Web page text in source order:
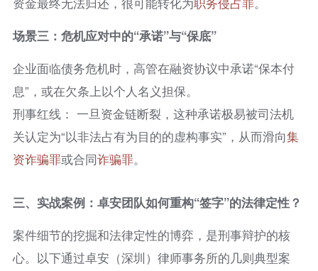
场景三：危机应对中的“承诺”与“保底”
企业面临债务危机时，高管在融资协议中承诺“保本付
息”，或在欠条上以个人名义担保。
刑事红线： 一旦资金链断裂，这种承诺极易被司法机
关认定为“以非法占有为目的的虚构事实”，从而滑向集
资诈骗罪或合同诈骗罪。
三、实战案例：卓安团队如何重构“签字”的法律定性？
案件细节的挖掘和法律定性的博弈，是刑事辩护的核
心。以下通过卓安（深圳）律师事务所的几则典型案